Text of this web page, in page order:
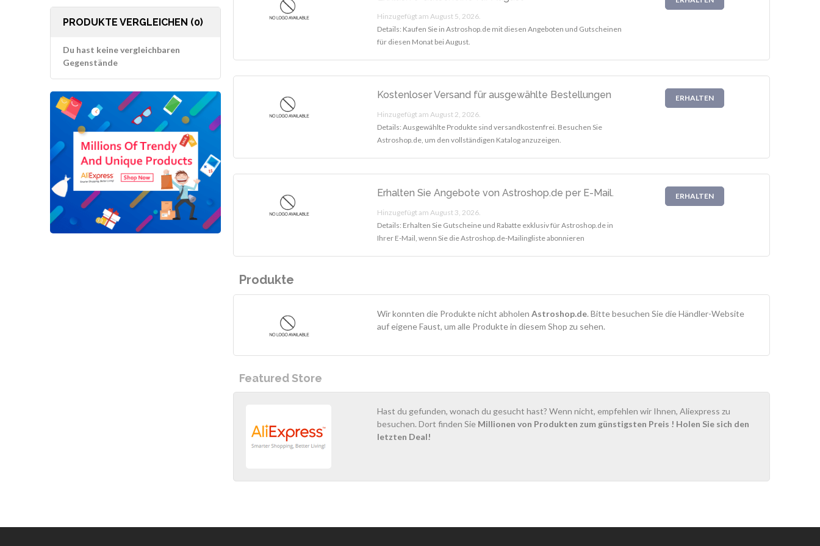
Hinzugefügt am August 5, 2026.
Details: Kaufen Sie in Astroshop.de mit diesen Angeboten und Gutscheinen
für diesen Monat bei August.
Kostenloser Versand für ausgewählte Bestellungen
Hinzugefügt am August 2, 2026.
Details: Ausgewählte Produkte sind versandkostenfrei. Besuchen Sie
Astroshop.de, um den vollständigen Katalog anzuzeigen.
ERHALTEN
Erhalten Sie Angebote von Astroshop.de per E-Mail.
Hinzugefügt am August 3, 2026.
Details: Erhalten Sie Gutscheine und Rabatte exklusiv für Astroshop.de in
Ihrer E-Mail, wenn Sie die Astroshop.de-Mailingliste abonnieren
ERHALTEN
Produkte
Wir konnten die Produkte nicht abholen Astroshop.de. Bitte besuchen Sie die Händler-Website
auf eigene Faust, um alle Produkte in diesem Shop zu sehen.
Featured Store
Hast du gefunden, wonach du gesucht hast? Wenn nicht, empfehlen wir Ihnen, Aliexpress zu
besuchen. Dort finden Sie Millionen von Produkten zum günstigsten Preis ! Holen Sie sich den
letzten Deal!
PRODUKTE VERGLEICHEN (0)
Du hast keine vergleichbaren
Gegenstände